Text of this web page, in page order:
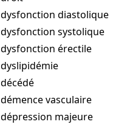
dysfonction diastolique
dysfonction systolique
dysfonction érectile
dyslipidémie
décédé
démence vasculaire
dépression majeure